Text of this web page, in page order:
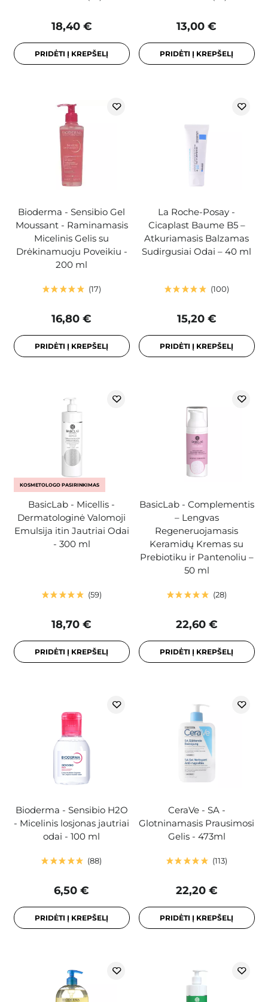
18,40 €
PRIDĖTI Į KREPŠELĮ
13,00 €
PRIDĖTI Į KREPŠELĮ
Bioderma - Sensibio Gel
Moussant - Raminamasis
Micelinis Gelis su
Drėkinamuoju Poveikiu -
200 ml
17
16,80 €
PRIDĖTI Į KREPŠELĮ
La Roche-Posay -
Cicaplast Baume B5 –
Atkuriamasis Balzamas
Sudirgusiai Odai – 40 ml
100
15,20 €
PRIDĖTI Į KREPŠELĮ
KOSMETOLOGO PASIRINKIMAS
BasicLab - Micellis -
Dermatologinė Valomoji
Emulsija itin Jautriai Odai
- 300 ml
59
18,70 €
PRIDĖTI Į KREPŠELĮ
BasicLab - Complementis
– Lengvas
Regeneruojamasis
Keramidų Kremas su
Prebiotiku ir Pantenoliu –
50 ml
28
22,60 €
PRIDĖTI Į KREPŠELĮ
Bioderma - Sensibio H2O
- Micelinis losjonas jautriai
odai - 100 ml
88
6,50 €
PRIDĖTI Į KREPŠELĮ
CeraVe - SA -
Glotninamasis Prausimosi
Gelis - 473ml
113
22,20 €
PRIDĖTI Į KREPŠELĮ